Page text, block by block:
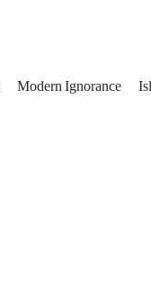
Modern Ignorance